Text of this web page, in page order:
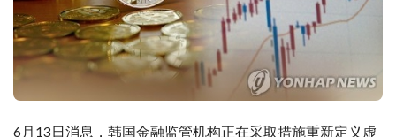
6月13日消息，韩国金融监管机构正在采取措施重新定义虚